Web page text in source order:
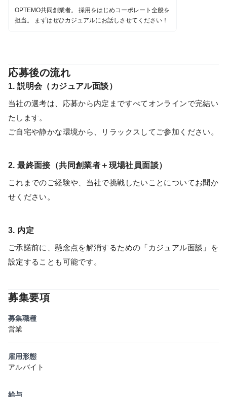
OPTEMO共同創業者。 採用をはじめコーポレート全般を
担当。 まずはぜひカジュアルにお話しさせてください！
応募後の流れ
1. 説明会（カジュアル面談）
当社の選考は、応募から内定まですべてオンラインで完結い
たします。
ご自宅や静かな環境から、リラックスしてご参加ください。
2. 最終面接（共同創業者＋現場社員面談）
これまでのご経験や、当社で挑戦したいことについてお聞か
せください。
3. 内定
ご承諾前に、懸念点を解消するための「カジュアル面談」を
設定することも可能です。
募集要項
募集職種
営業
雇用形態
アルバイト
給与